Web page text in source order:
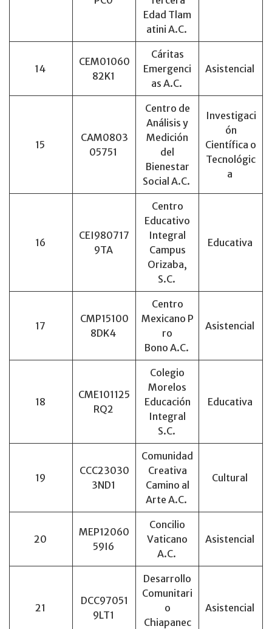
Edad Tlam
atini A.C.
14
CEM01060
82K1
Cáritas
Emergenci
as A.C.
Asistencial
15
CAM0803
05751
Centro de
Análisis y
Medición
del
Bienestar
Social A.C.
Investigaci
ón
Científica o
Tecnológic
a
16
CEI980717
9TA
Centro
Educativo
Integral
Campus
Orizaba,
S.C.
Educativa
17
CMP15100
8DK4
Centro
Mexicano P
ro
Bono A.C.
Asistencial
18
CME101125
RQ2
Colegio
Morelos
Educación
Integral
S.C.
Educativa
19
CCC23030
3ND1
Comunidad
Creativa
Camino al
Arte A.C.
Cultural
20
MEP12060
59I6
Concilio
Vaticano
A.C.
Asistencial
21
DCC97051
9LT1
Desarrollo
Comunitari
o
Chiapanec
Asistencial